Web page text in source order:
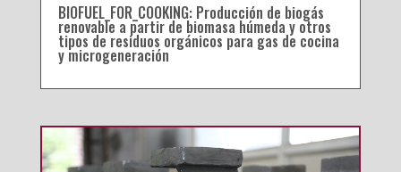
BIOFUEL_FOR_COOKING: Producción de biogás
renovable a partir de biomasa húmeda y otros
tipos de residuos orgánicos para gas de cocina
y microgeneración